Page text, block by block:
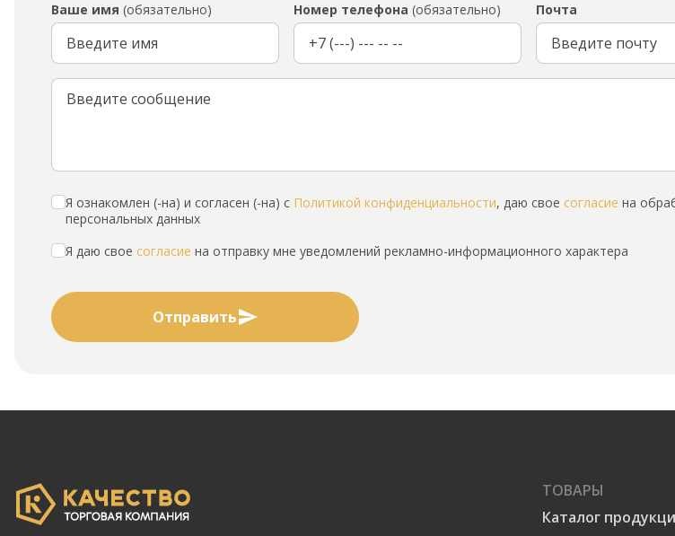
Ваше имя (обязательно) Номер телефона (обязательно) Почта
Я ознакомлен (-на) и согласен (-на) с Политикой конфиденциальности, даю свое согласие на
персональных данных
Я даю свое согласие на отправку мне уведомлений рекламно-информационного характера
Отправить
ТОВАРЫ
Каталог